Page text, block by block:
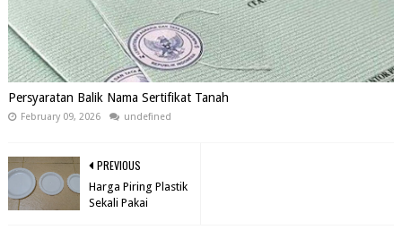
Persyaratan Balik Nama Sertifikat Tanah
February 09, 2026 undefined
PREVIOUS
Harga Piring Plastik
Sekali Pakai